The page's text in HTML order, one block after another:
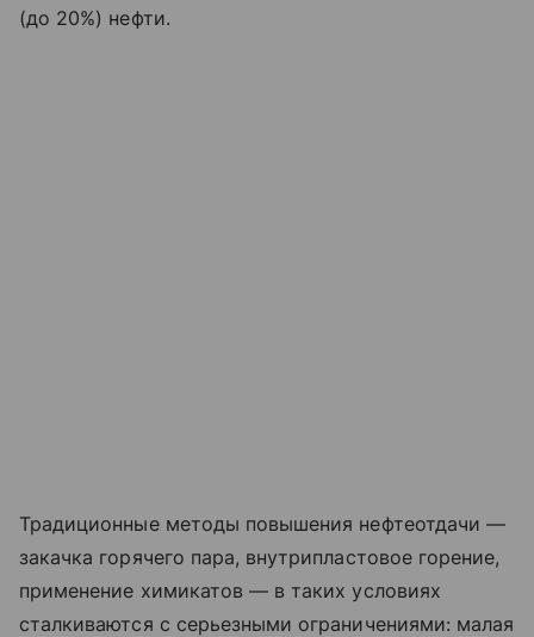
(до 20%) нефти.
Традиционные методы повышения нефтеотдачи —
закачка горячего пара, внутрипластовое горение,
применение химикатов — в таких условиях
сталкиваются с серьезными ограничениями: малая